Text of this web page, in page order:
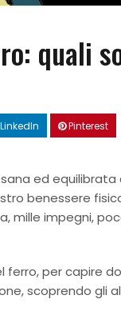
quali
LinkedIn Pinterest
ed
benessere
mille impegni,
ferro, per capire
scoprendo gli